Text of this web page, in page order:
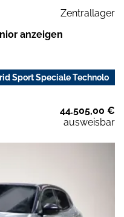
Zentrallager
anzeigen
Sport Speciale Technolo
44.505,00 €
ausweisbar